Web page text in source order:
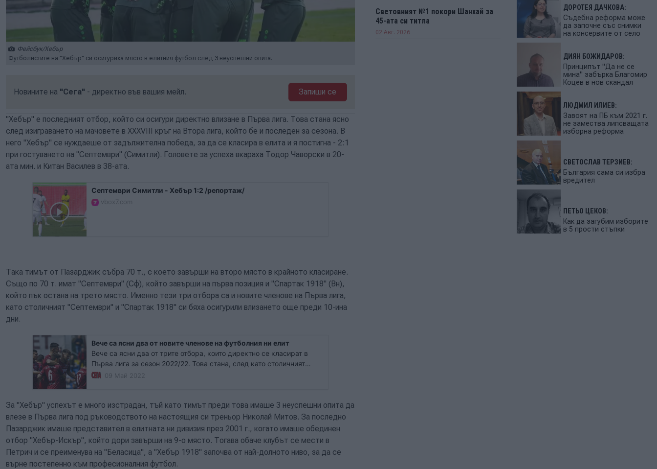
Фейсбук/Хебър
Футболистите на "Хебър" си осигуриха място в елитния футбол след 3 неуспешни опита.
Новините на "Сега" - директно във вашия мейл. Запиши се
"Хебър" е последният отбор, който си осигури директно влизане в Първа лига. Това стана ясно
след изиграването на мачовете в XXXVIII кръг на Втора лига, който бе и последен за сезона. В
него "Хебър" се нуждаеше от задължителна победа, за да се класира в елита и я постигна - 2:1
при гостуването на "Септември" (Симитли). Головете за успеха вкараха Тодор Чаворски в 20-
ата мин. и Китан Василев в 38-ата.
Септември Симитли - Хебър 1:2 /репортаж/
vbox7.com
Така тимът от Пазарджик събра 70 т., с което завърши на второ място в крайното класиране.
Също по 70 т. имат "Септември" (Сф), който завърши на първа позиция и "Спартак 1918" (Вн),
който пък остана на трето място. Именно тези три отбора са и новите членове на Първа лига,
като столичният "Септември" и "Спартак 1918" си бяха осигурили влизането още преди 10-ина
дни.
Вече са ясни два от новите членове на футболния ни елит
Вече са ясни два от трите отбора, които директно се класират в
Първа лига за сезон 2022/22. Това стана, след като столичният
"Септември" завърши 1:1 при гостуването си срещу "Спортист"
09 Май 2022
За "Хебър" успехът е много изстрадан, тъй като тимът преди това имаше 3 неуспешни опита да
влезе в Първа лига под ръководството на настоящия си треньор Николай Митов. За последно
Пазарджик имаше представител в елитната ни дивизия през 2001 г., когато имаше обединен
отбор "Хебър-Искър", който дори завърши на 9-о място. Тогава обаче клубът се мести в
Петрич и се преименува на "Беласица", а "Хебър 1918" започва от най-долното ниво, за да се
върне постепенно към професионалния футбол.
Световният №1 покори Шанхай за
45-ата си титла
02 Авг. 2026
ДОРОТЕЯ ДАЧКОВА:
Съдебна реформа може
да започне със снимки
на консервите от село
ДИЯН БОЖИДАРОВ:
Принципът "Да не се
мина" забърка Благомир
Коцев в нов скандал
ЛЮДМИЛ ИЛИЕВ:
Завоят на ПБ към 2021 г.
не замества липсващата
изборна реформа
СВЕТОСЛАВ ТЕРЗИЕВ:
България сама си избра
вредител
ПЕТЬО ЦЕКОВ:
Как да загубим изборите
в 5 прости стъпки